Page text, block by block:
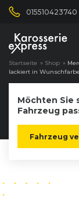
015510423740
Startseite » Shop »
lackiert in
Möchten Sie
Fahrzeug
Fahrzeug